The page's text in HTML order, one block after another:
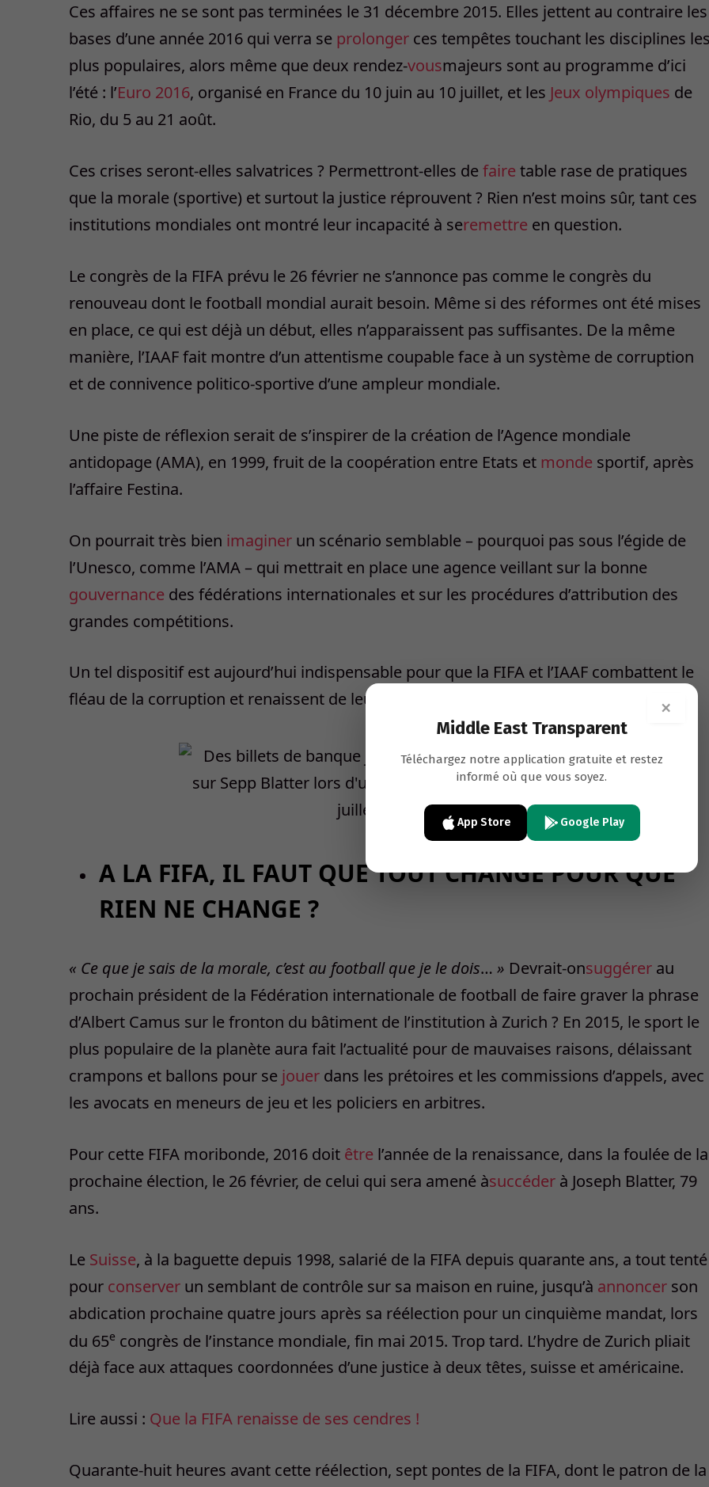
Ces affaires ne se sont pas terminées le 31 décembre 2015. Elles jettent au contraire les
bases d’une année 2016 qui verra se prolonger ces tempêtes touchant les disciplines les
plus populaires, alors même que deux rendez-vousmajeurs sont au programme d’ici
l’été : l’Euro 2016, organisé en France du 10 juin au 10 juillet, et les Jeux olympiques de
Rio, du 5 au 21 août.
Ces crises seront-elles salvatrices ? Permettront-elles defaire table rase de pratiques
que la morale (sportive) et surtout la justice réprouvent ? Rien n’est moins sûr, tant ces
institutions mondiales ont montré leur incapacité à seremettre en question.
Le congrès de la FIFA prévu le 26 février ne s’annonce pas comme le congrès du
renouveau dont le football mondial aurait besoin. Même si des réformes ont été mises
en place, ce qui est déjà un début, elles n’apparaissent pas suffisantes. De la même
manière, l’IAAF fait montre d’un attentisme coupable face à un système de corruption
et de connivence politico-sportive d’une ampleur mondiale.
Une piste de réflexion serait de s’inspirer de la création de l’Agence mondiale
antidopage (AMA), en 1999, fruit de la coopération entre Etats et monde sportif, après
l’affaire Festina.
On pourrait très bien imaginer un scénario semblable – pourquoi pas sous l’égide de
l’Unesco, comme l’AMA – qui mettrait en place une agence veillant sur la bonne
gouvernance des fédérations internationales et sur les procédures d’attribution des
grandes compétitions.
Un tel dispositif est aujourd’hui indispensable pour que la FIFA et l’IAAF combattent le
fléau de la corruption et renaissent de leurs cendres.
A LA FIFA, IL FAUT QUE TOUT CHANGE POUR QUE
RIEN NE CHANGE ?
« Ce que je sais de la morale, c’est au football que je le dois… » Devrait-onsuggérer au
prochain président de la Fédération internationale de football de faire graver la phrase
d’Albert Camus sur le fronton du bâtiment de l’institution à Zurich ? En 2015, le sport le
plus populaire de la planète aura fait l’actualité pour de mauvaises raisons, délaissant
crampons et ballons pour se jouer dans les prétoires et les commissions d’appels, avec
les avocats en meneurs de jeu et les policiers en arbitres.
Pour cette FIFA moribonde, 2016 doit être l’année de la renaissance, dans la foulée de la
prochaine élection, le 26 février, de celui qui sera amené àsuccéder à Joseph Blatter, 79
ans.
Le Suisse, à la baguette depuis 1998, salarié de la FIFA depuis quarante ans, a tout tenté
pour conserver un semblant de contrôle sur sa maison en ruine, jusqu’à annoncer son
abdication prochaine quatre jours après sa réélection pour un cinquième mandat, lors
du 65e congrès de l’instance mondiale, fin mai 2015. Trop tard. L’hydre de Zurich pliait
déjà face aux attaques coordonnées d’une justice à deux têtes, suisse et américaine.
Lire aussi : Que la FIFA renaisse de ses cendres !
Quarante-huit heures avant cette réélection, sept pontes de la FIFA, dont le patron de la
×
Middle East Transparent
Téléchargez notre application gratuite et restez
informé où que vous soyez.
App Store Google Play